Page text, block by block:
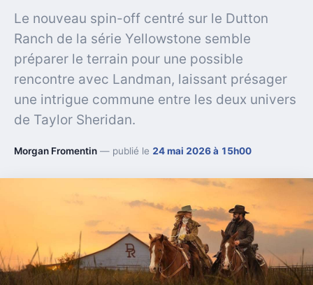
Le nouveau spin-off centré sur le Dutton
Ranch de la série Yellowstone semble
préparer le terrain pour une possible
rencontre avec Landman, laissant présager
une intrigue commune entre les deux univers
de Taylor Sheridan.
Morgan Fromentin — publié le 24 mai 2026 à 15h00